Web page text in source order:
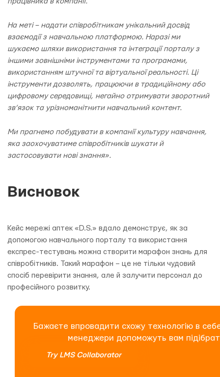
На меті – надати співробітникам унікальний досвід
взаємодії з навчальною платформою. Наразі ми
шукаємо шляхи використання та інтеграції порталу з
іншими зовнішніми інструментами та програмами,
використанням штучної та віртуальної реальності. Ці
інструменти дозволять, працюючи в традиційному або
цифровому середовищі, негайно отримувати зворотний
зв’язок та урізноманітнити навчальний контент.
Ми прагнемо побудувати в компанії культуру навчання,
яка заохочуватиме співробітників шукати й
застосовувати нові знання».
Висновок
Кейс мережі аптек «D.S.» вдало демонструє, як за
допомогою навчального порталу та використання
експрес-тестувань можна створити марафон знань для
співробітників. Такий марафон – це не тільки чудовий
спосіб перевірити знання, але й залучити персонал до
професійного розвитку.
Бажаєте впровадити схожу технологію в
менеджери допоможуть вам
Try LMS Collaborator